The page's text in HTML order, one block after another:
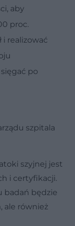
aby
proc.
i realizować
po
szpitala
szyjnej jest
i certyfikacji.
badań będzie
ale również